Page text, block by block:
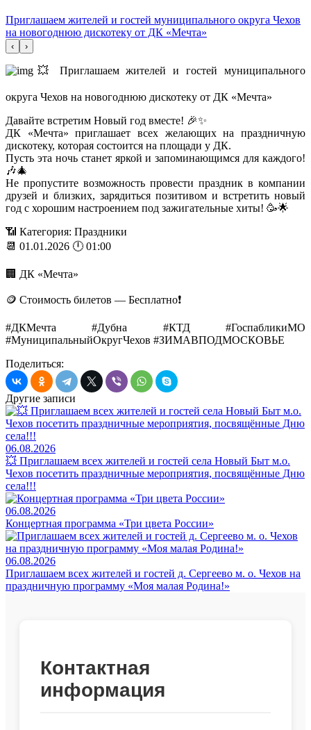
Приглашаем жителей и гостей муниципального округа Чехов
на новогоднюю дискотеку от ДК «Мечта»
‹ ›
💥 Приглашаем жителей и гостей муниципального
округа Чехов на новогоднюю дискотеку от ДК «Мечта»
Давайте встретим Новый год вместе! 🎉✨
ДК «Мечта» приглашает всех желающих на праздничную
дискотеку, которая состоится на площади у ДК.
Пусть эта ночь станет яркой и запоминающимся для каждого!
🎶🎄
Не пропустите возможность провести праздник в компании
друзей и близких, зарядиться позитивом и встретить новый
год с хорошим настроением под зажигательные хиты! 🥳🌟
📶 Категория: Праздники
📆 01.01.2026 🕛 01:00
🏢 ДК «Мечта»
🪙 Стоимость билетов — Бесплатно❗️
#ДКМечта #Дубна #КТД #ГоспабликиМО
#МуниципальныйОкругЧехов #ЗИМАВПОДМОСКОВЬЕ
Поделиться:
Другие записи
06.08.2026
💥 Приглашаем всех жителей и гостей села Новый Быт м.о.
Чехов посетить праздничные мероприятия, посвящённые Дню
села!!!
06.08.2026
Концертная программа «Три цвета России»
06.08.2026
Приглашаем всех жителей и гостей д. Сергеево м. о. Чехов на
праздничную программу «Моя малая Родина!»
Контактная
информация